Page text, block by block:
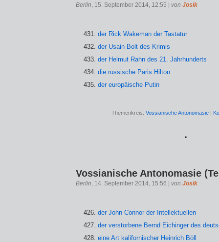
Berlin, 15. September 2014, 12:55 | von Josik
der Rick Wakeman der Tastatur
der Usain Bolt des Krimis
der Helmut Rahn des 21. Jahrhunderts
die russische Paris Hilton
der europäische Putin
Themenkreis: Vossianische Antonomasie |
*
Vossianische Antonomasie
Berlin, 14. September 2014, 15:56 | von Josik
der John Connor der Intellektuellen
der verstorbene Bernd Eichinger des
eine Art kalifornischer Heinrich Böll